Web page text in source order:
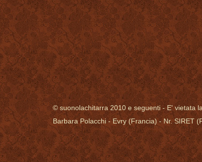
© suonolachitarra 2010 e seguenti - E' vietata
Barbara Polacchi - Evry (Francia) - Nr. SIRET